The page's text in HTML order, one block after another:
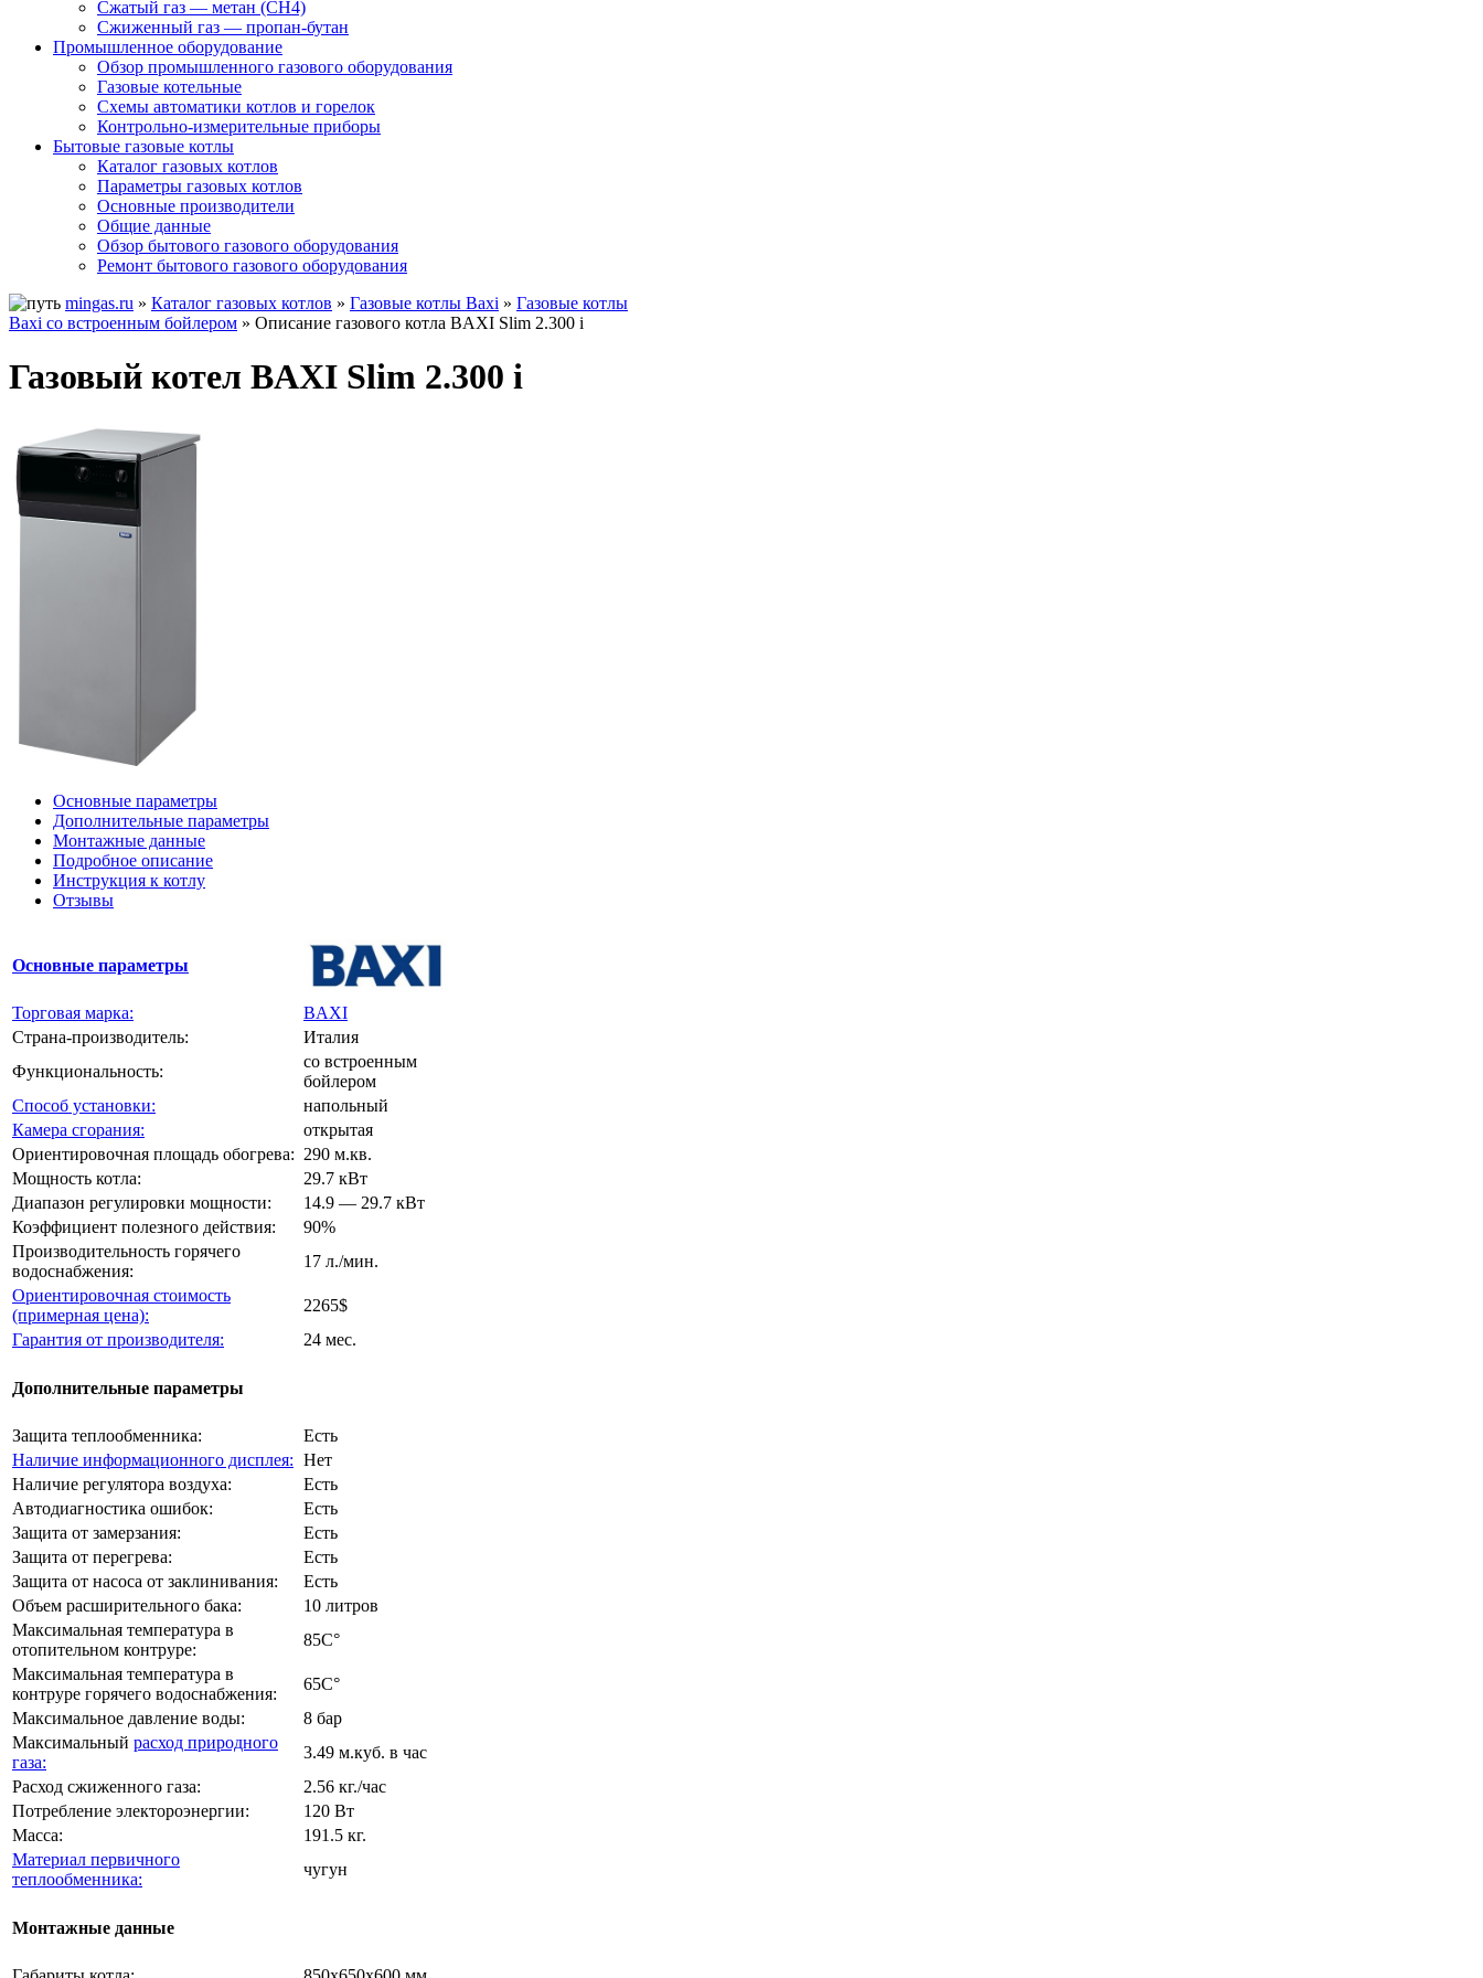
Сжатый газ — метан (CH4)
Сжиженный газ — пропан-бутан
Промышленное оборудование
Обзор промышленного газового оборудования
Газовые котельные
Схемы автоматики котлов и горелок
Контрольно-измерительные приборы
Бытовые газовые котлы
Каталог газовых котлов
Параметры газовых котлов
Основные производители
Общие данные
Обзор бытового газового оборудования
Ремонт бытового газового оборудования
mingas.ru » Каталог газовых котлов » Газовые котлы Baxi » Газовые котлы
Baxi со встроенным бойлером » Описание газового котла BAXI Slim 2.300 i
Газовый котел BAXI Slim 2.300 i
Основные параметры
Дополнительные параметры
Монтажные данные
Подробное описание
Инструкция к котлу
Отзывы
Основные параметры
Торговая марка:
BAXI
Страна-производитель:
Италия
Функциональность:
со встроенным
бойлером
Способ установки:
напольный
Камера сгорания:
открытая
Ориентировочная площадь обогрева: 290 м.кв.
Мощность котла:
29.7 кВт
Диапазон регулировки мощности:
14.9 — 29.7 кВт
Коэффициент полезного действия:
90%
Производительность горячего
водоснабжения:
17 л./мин.
Ориентировочная стоимость
(примерная цена):
2265$
Гарантия от производителя:
24 мес.
Дополнительные параметры
Защита теплообменника:
Есть
Наличие информационного дисплея: Нет
Наличие регулятора воздуха:
Есть
Автодиагностика ошибок:
Есть
Защита от замерзания:
Есть
Защита от перегрева:
Есть
Защита от насоса от заклинивания:
Есть
Объем расширительного бака:
10 литров
Максимальная температура в
отопительном контруре:
85C°
Максимальная температура в
контруре горячего водоснабжения:
65C°
Максимальное давление воды:
8 бар
Максимальный расход природного
газа:
3.49 м.куб. в час
Расход сжиженного газа:
2.56 кг./час
Потребление электороэнергии:
120 Вт
Масса:
191.5 кг.
Материал первичного
теплообменника:
чугун
Монтажные данные